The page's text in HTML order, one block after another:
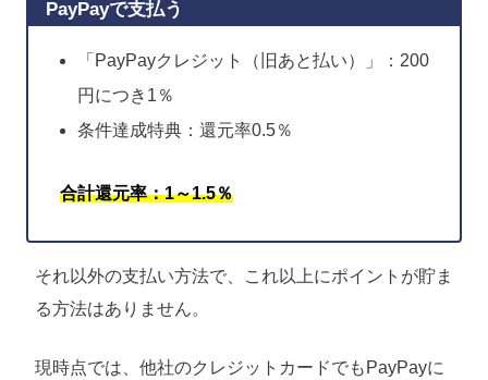
PayPayで支払う
「PayPayクレジット（旧あと払い）」：200
円につき1％
条件達成特典：還元率0.5％
合計還元率：1～1.5％
それ以外の支払い方法で、これ以上にポイントが貯ま
る方法はありません。
現時点では、他社のクレジットカードでもPayPayに